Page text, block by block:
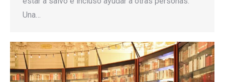
Una…